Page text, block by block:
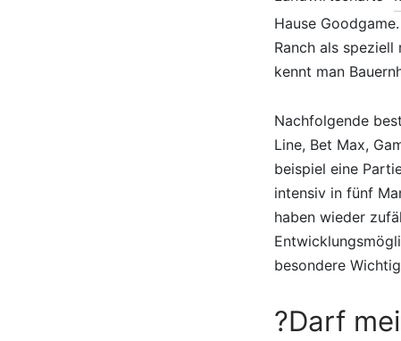
Hause
Ranch als
kennt man
Nachfolgende
Line, Bet Max,
beispiel eine
intensiv in fünf
haben wieder
besondere
?Darf